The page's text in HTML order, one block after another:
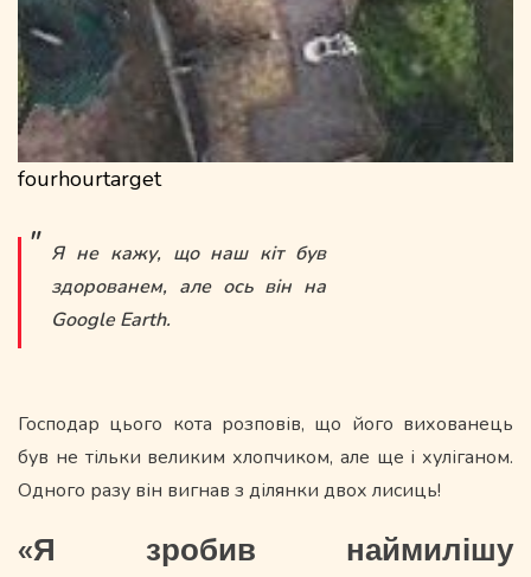
fourhourtarget
Я не кажу, що наш кіт був
здорованем, але ось він на
Google Earth.
Господар цього кота розповів, що його вихованець
був не тільки великим хлопчиком, але ще і хуліганом.
Одного разу він вигнав з ділянки двох лисиць!
«Я зробив наймилішу